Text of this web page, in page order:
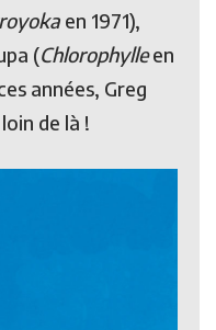
en 1971),
(Chlorophylleen
années, Greg
de là !